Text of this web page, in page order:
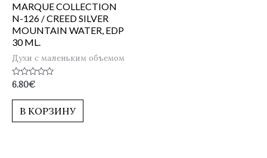
MARQUE COLLECTION
N-126 / CREED SILVER
MOUNTAIN WATER, EDP
30 ML.
Духи с маленьким объемом
Оценка
из
6.80€
В КОРЗИНУ